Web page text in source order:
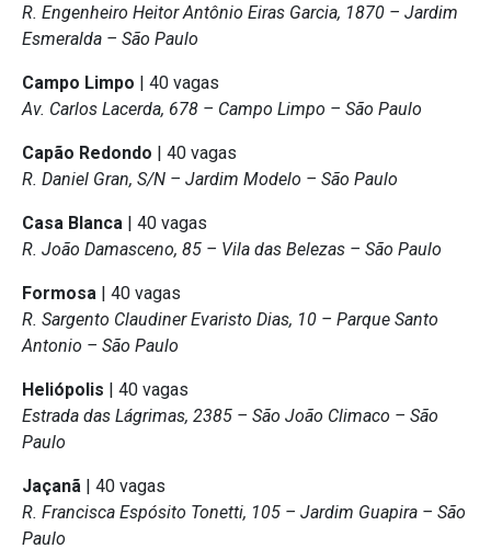
R. Engenheiro Heitor Antônio Eiras Garcia, 1870 – Jardim
Esmeralda – São Paulo
Campo Limpo | 40 vagas
Av. Carlos Lacerda, 678 – Campo Limpo – São Paulo
Capão Redondo | 40 vagas
R. Daniel Gran, S/N – Jardim Modelo – São Paulo
Casa Blanca | 40 vagas
R. João Damasceno, 85 – Vila das Belezas – São Paulo
Formosa | 40 vagas
R. Sargento Claudiner Evaristo Dias, 10 – Parque Santo
Antonio – São Paulo
Heliópolis | 40 vagas
Estrada das Lágrimas, 2385 – São João Climaco – São
Paulo
Jaçanã | 40 vagas
R. Francisca Espósito Tonetti, 105 – Jardim Guapira – São
Paulo